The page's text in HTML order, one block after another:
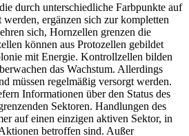
durch unterschiedliche Farbpunkte auf
ergänzen sich zur kompletten
sich, Hornzellen grenzen die
können aus Protozellen gebildet
mit Energie. Kontrollzellen bilden
das Wachstum. Allerdings
müssen regelmäßig versorgt werden.
Informationen über den Status des
Sektoren. Handlungen des
auf einen einzigen aktiven Sektor, in
betroffen sind. Außer